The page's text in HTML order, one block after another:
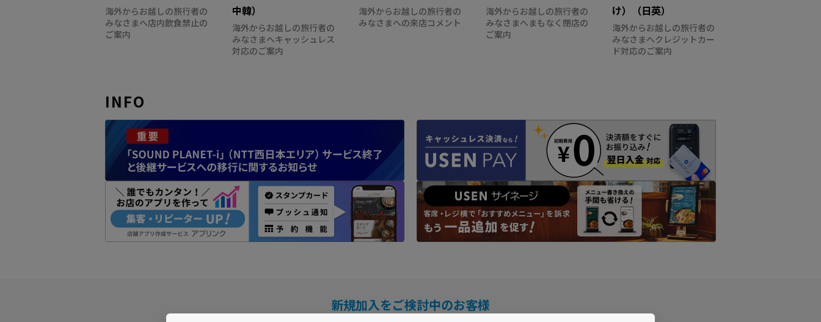
海外からお越しの旅行者の
みなさまへ店内飲食禁止の
ご案内
中韓）
海外からお越しの旅行者の
みなさまへキャッシュレス
対応のご案内
海外からお越しの旅行者の
みなさまへの来店コメント
海外からお越しの旅行者の
みなさまへまもなく閉店の
ご案内
け）（日英）
海外からお越しの旅行者の
みなさまへクレジットカー
ド対応のご案内
INFO
新規加入をご検討中のお客様